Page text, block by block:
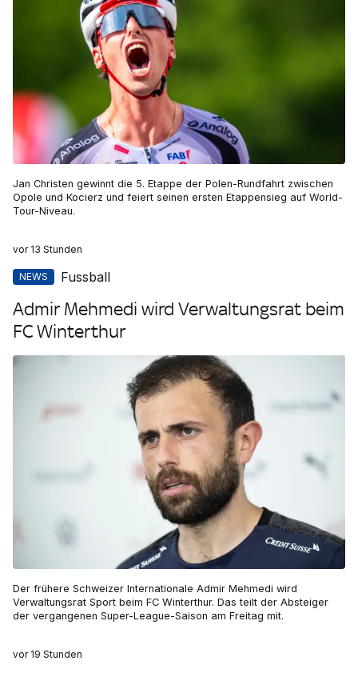
Jan Christen gewinnt die 5. Etappe der Polen-Rundfahrt zwischen
Opole und Kocierz und feiert seinen ersten Etappensieg auf World-
Tour-Niveau.
vor 13 Stunden
NEWS Fussball
Admir Mehmedi wird Verwaltungsrat beim
FC Winterthur
Der frühere Schweizer Internationale Admir Mehmedi wird
Verwaltungsrat Sport beim FC Winterthur. Das teilt der Absteiger
der vergangenen Super-League-Saison am Freitag mit.
vor 19 Stunden